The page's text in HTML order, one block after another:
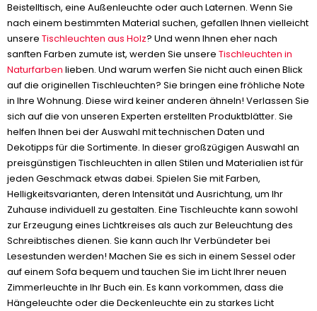
Beistelltisch, eine Außenleuchte oder auch Laternen. Wenn Sie
nach einem bestimmten Material suchen, gefallen Ihnen vielleicht
unsere Tischleuchten aus Holz? Und wenn Ihnen eher nach
sanften Farben zumute ist, werden Sie unsere Tischleuchten in
Naturfarben lieben. Und warum werfen Sie nicht auch einen Blick
auf die originellen Tischleuchten? Sie bringen eine fröhliche Note
in Ihre Wohnung. Diese wird keiner anderen ähneln! Verlassen Sie
sich auf die von unseren Experten erstellten Produktblätter. Sie
helfen Ihnen bei der Auswahl mit technischen Daten und
Dekotipps für die Sortimente. In dieser großzügigen Auswahl an
preisgünstigen Tischleuchten in allen Stilen und Materialien ist für
jeden Geschmack etwas dabei. Spielen Sie mit Farben,
Helligkeitsvarianten, deren Intensität und Ausrichtung, um Ihr
Zuhause individuell zu gestalten. Eine Tischleuchte kann sowohl
zur Erzeugung eines Lichtkreises als auch zur Beleuchtung des
Schreibtisches dienen. Sie kann auch Ihr Verbündeter bei
Lesestunden werden! Machen Sie es sich in einem Sessel oder
auf einem Sofa bequem und tauchen Sie im Licht Ihrer neuen
Zimmerleuchte in Ihr Buch ein. Es kann vorkommen, dass die
Hängeleuchte oder die Deckenleuchte ein zu starkes Licht